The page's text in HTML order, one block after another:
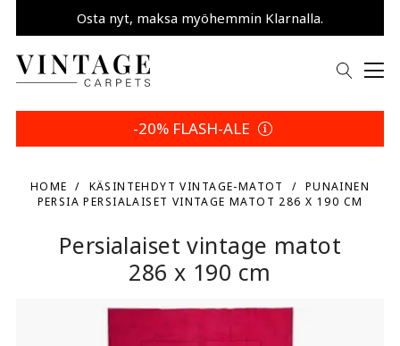
Säästä 5 % | Palautusehtosi
Osta nyt, maksa myöhemmin Klarnalla.
-20% FLASH-ALE
HOME KÄSINTEHDYT VINTAGE-MATOT
PUNAINEN
PERSIA PERSIALAISET VINTAGE MATOT 286 X 190 CM
Persialaiset vintage matot
286 x 190 cm